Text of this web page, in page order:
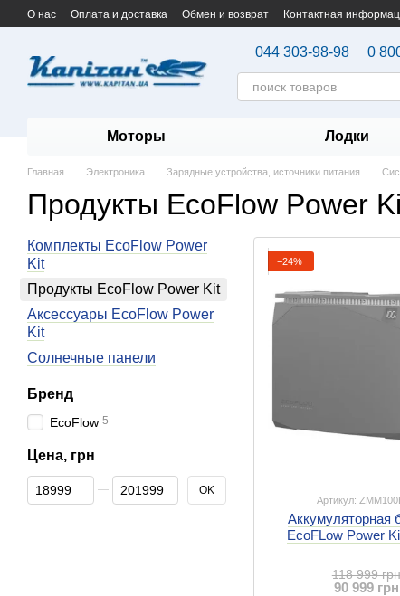
Перейти к основному контенту
О нас Оплата и доставка Обмен и возврат Контактная
044 303-98-98 0
Моторы Лодки
Главная Электроника Зарядные устройства, источники питания
Продукты EcoFlow Power
−24%
Артикул:
Аккумуляторная
EcoFLow Power
118 999 грн
90 999 грн
Комплекты EcoFlow Power
Kit
Продукты EcoFlow Power Kit
Аксессуары EcoFlow Power
Kit
Солнечные панели
Бренд
EcoFlow 5
Цена, грн
От Цена, грн
До Цена, грн OK